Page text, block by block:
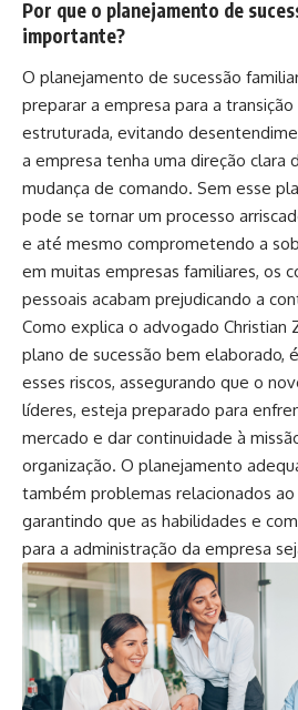
Por que o planejamento de
importante?
O planejamento de sucessão
preparar a empresa para a
estruturada, evitando
a empresa tenha uma direção clara
mudança de comando. Sem esse
pode se tornar um processo
e até mesmo comprometendo a
em muitas empresas familiares, os
pessoais acabam prejudicando a
Como explica o advogado Christian
plano de sucessão bem elaborado,
esses riscos, assegurando que o
líderes, esteja preparado para
mercado e dar continuidade à
organização. O planejamento
também problemas relacionados
garantindo que as habilidades e
para a administração da empresa